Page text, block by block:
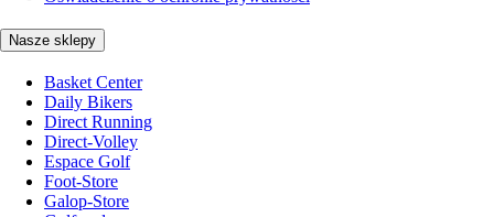
Nasze sklepy
Basket Center
Daily Bikers
Direct Running
Direct-Volley
Espace Golf
Foot-Store
Galop-Store